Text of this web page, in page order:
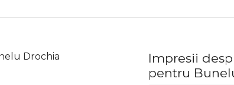
Drochia
Impresii
pentru